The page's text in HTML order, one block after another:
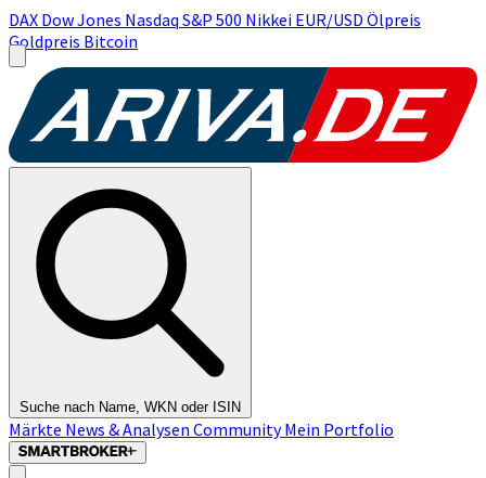
DAX Dow Jones Nasdaq S&P 500 Nikkei EUR/USD Ölpreis
Goldpreis Bitcoin
Suche nach Name, WKN oder ISIN
Märkte News & Analysen CommunityMein Portfolio